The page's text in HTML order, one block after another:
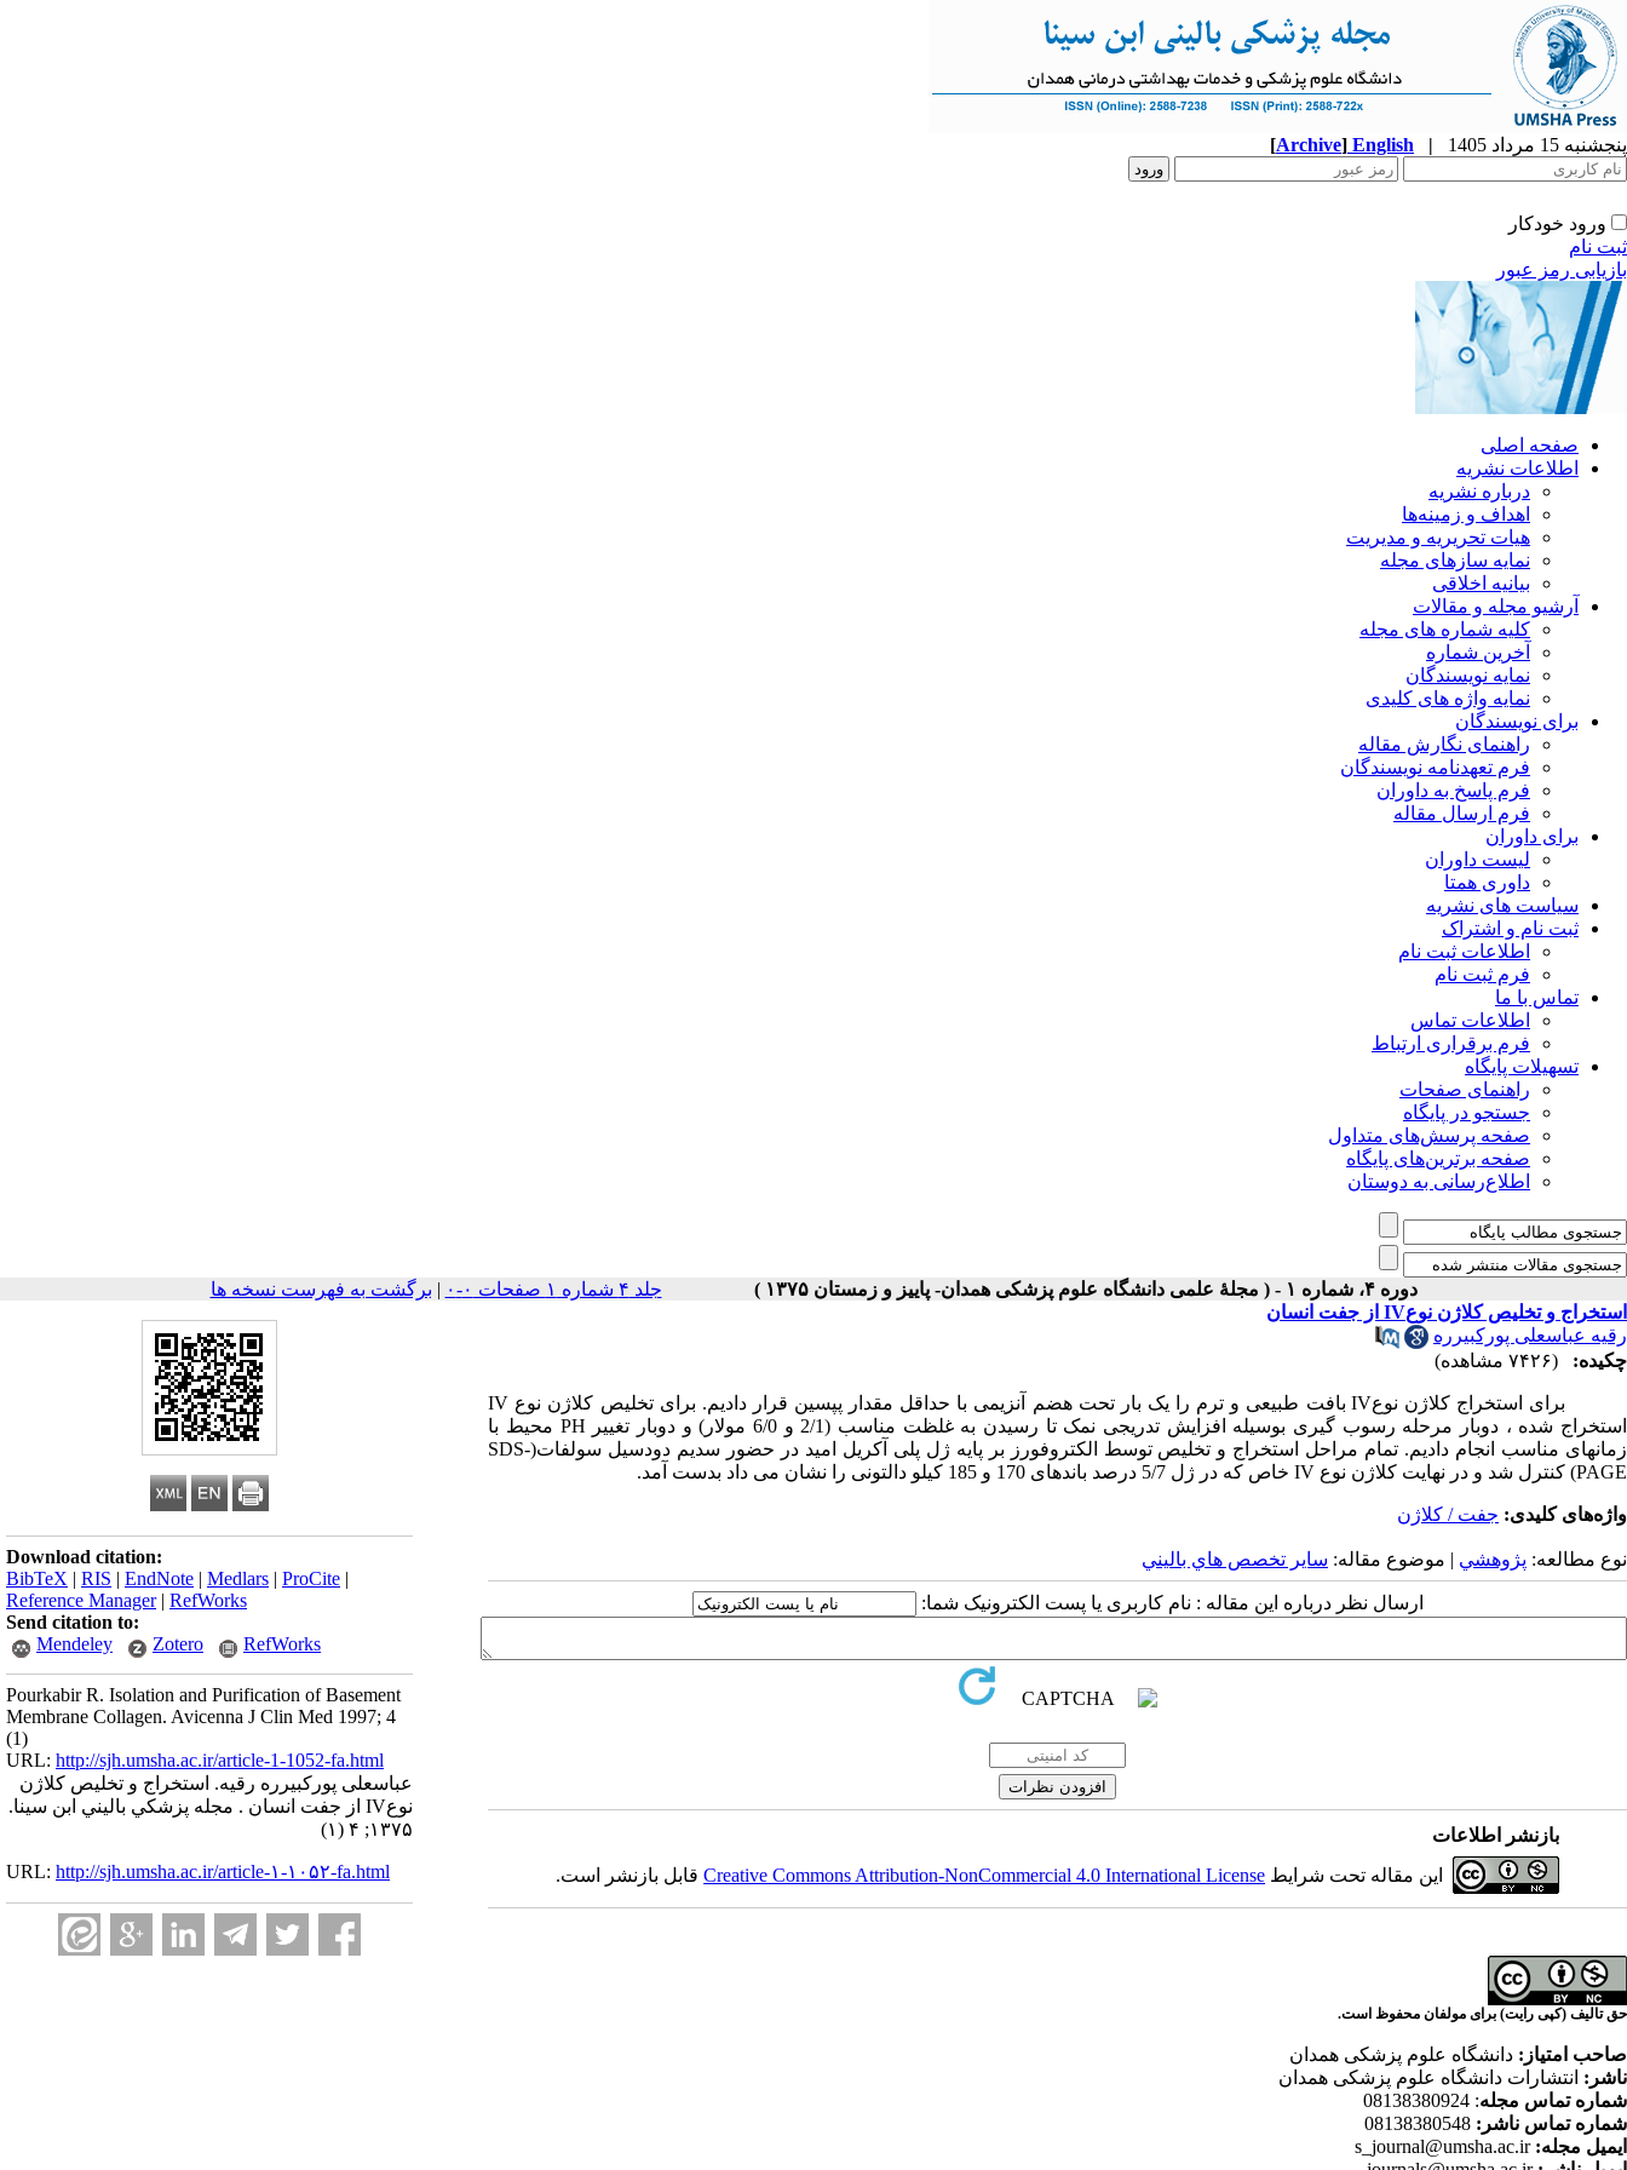
پنجشنبه 15 مرداد 1405 |
English
[Archive]
ورود خودکار
ثبت نام
بازیابی رمز عبور
صفحه اصلی
اطلاعات نشریه
درباره نشریه
اهداف و زمینه‌ها
هیات تحریریه و مدیریت
نمایه سازهای مجله
بیانیه اخلاقی
آرشیو مجله و مقالات
کلیه شماره های مجله
آخرین شماره
نمایه نویسندگان
نمایه واژه های کلیدی
برای نویسندگان
راهنمای نگارش مقاله
فرم تعهدنامه نویسندگان
فرم پاسخ به داوران
فرم ارسال مقاله
برای داوران
لیست داوران
داوری همتا
سیاست های نشریه
ثبت نام و اشتراک
اطلاعات ثبت نام
فرم ثبت نام
تماس با ما
اطلاعات تماس
فرم برقراری ارتباط
تسهیلات پایگاه
راهنمای صفحات
جستجو در پایگاه
صفحه پرسش‌های متداول
صفحه برترین‌های پایگاه
اطلاع‌رسانی به دوستان
دوره ۴، شماره ۱ - ( مجلۀ علمی دانشگاه علوم پزشکی همدان- پاييز و زمستان ۱۳۷۵ ) جلد ۴ شماره ۱ صفحات ۰-۰ | برگشت به فهرست نسخه ها
Download citation:
BibTeX | RIS | EndNote | Medlars | ProCite |
Reference Manager| RefWorks
Send citation to:
Mendeley
Zotero RefWorks
Pourkabir R. Isolation and Purification of Basement
Membrane Collagen. Avicenna J Clin Med 1997; 4
(1)
URL: http://sjh.umsha.ac.ir/article-1-1052-fa.html
عباسعلی پورکبیرره رقیه. استخراج و تخلیص کلاژن
نوعIV از جفت انسان . مجله پزشكي باليني ابن سينا.
۱۳۷۵; ۴ (۱)
URL: http://sjh.umsha.ac.ir/article-۱-۱۰۵۲-fa.html
استخراج و تخلیص کلاژن نوعIV از جفت انسان
رقیه عباسعلی پورکبیرره
چکیده:
(۷۴۲۶ مشاهده)
برای استخراج کلاژن نوعIV بافت طبیعی و ترم را یک بار تحت هضم آنزیمی با حداقل مقدار پپسین قرار دادیم. برای تخلیص کلاژن نوع IV
استخراج شده ، دوبار مرحله رسوب گیری بوسیله افزایش تدریجی نمک تا رسیدن به غلظت مناسب (2/1 و 6/0 مولار) و دوبار تغییر
PH محیط با
زمانهای مناسب انجام دادیم. تمام مراحل استخراج و تخلیص توسط الکتروفورز بر پایه ژل پلی آکریل امید در حضور سدیم دودسیل سولفات(SDS-
PAGE) کنترل شد و در نهایت کلاژن نوع IV خاص که در ژل 5/7 درصد باندهای 170 و 185 کیلو دالتونی را نشان می داد بدست آمد.
واژه‌های کلیدی: جفت / کلاژن
نوع مطالعه: پژوهشي | موضوع مقاله: سایر تخصص هاي باليني
ارسال نظر درباره این مقاله : نام کاربری یا پست الکترونیک شما:
بازنشر اطلاعات
این مقاله تحت شرایط Creative Commons Attribution-NonCommercial 4.0 International Licenseقابل بازنشر است.
حق تالیف (کپی رایت) برای مولفان محفوظ است.
صاحب امتیاز: دانشگاه علوم پزشکی همدان
ناشر: انتشارات دانشگاه علوم پزشکی همدان
شماره تماس مجله: 08138380924
شماره تماس ناشر:
ایمیل مجله: s_journal@umsha.ac.ir